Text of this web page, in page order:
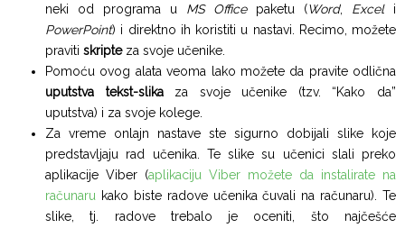
neki od programa u MS Officepaketu (Word, Exceli
PowerPoint) i direktno ih koristiti u nastavi. Recimo, možete
praviti skripte za svoje učenike.
Pomoću ovog alata veoma lako možete da pravite odlična
uputstva tekst-slikaza svoje učenike (tzv. “Kako da”
uputstva) i za svoje kolege.
Za vreme onlajn nastave ste sigurno dobijali slike koje
predstavljaju rad učenika. Te slike su učenici slali preko
aplikacije Viber (aplikaciju Viber možete da instalirate na
računaru kako biste radove učenika čuvali na računaru). Te
slike, tj. radove trebalo je oceniti, što najčešće